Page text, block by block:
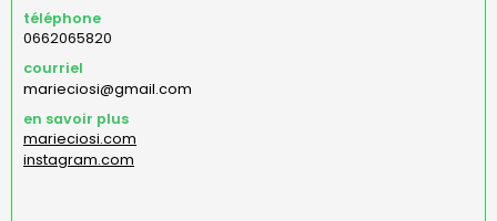
téléphone
0662065820
courriel
marieciosi@gmail.com
en savoir plus
marieciosi.com
instagram.com